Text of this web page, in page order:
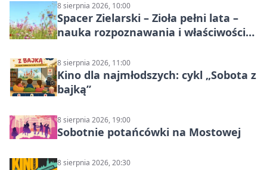
8 sierpnia 2026, 10:00
Spacer Zielarski – Zioła pełni lata –
nauka rozpoznawania i właściwości
8 sierpnia 2026, 11:00
Kino dla najmłodszych: cykl „Sobota z
bajką”
8 sierpnia 2026, 19:00
Sobotnie potańcówki na Mostowej
8 sierpnia 2026, 20:30